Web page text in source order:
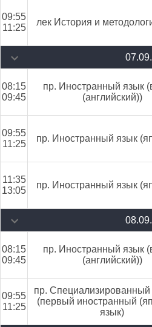
09:55
11:25
лек История и
08:15
09:45
пр. Иностранный язык
(английский))
09:55
11:25
пр. Иностранный язык
11:35
13:05
пр. Иностранный язык
08:15
09:45
пр. Иностранный язык
(английский))
09:55
11:25
пр. Специализированный
(первый иностранный
язык)